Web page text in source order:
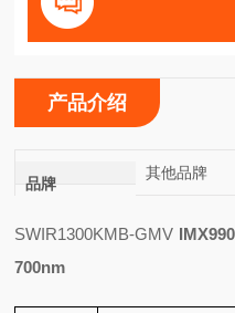
产品介绍
品牌
其他品牌
SWIR1300KMB-GMV
700nm